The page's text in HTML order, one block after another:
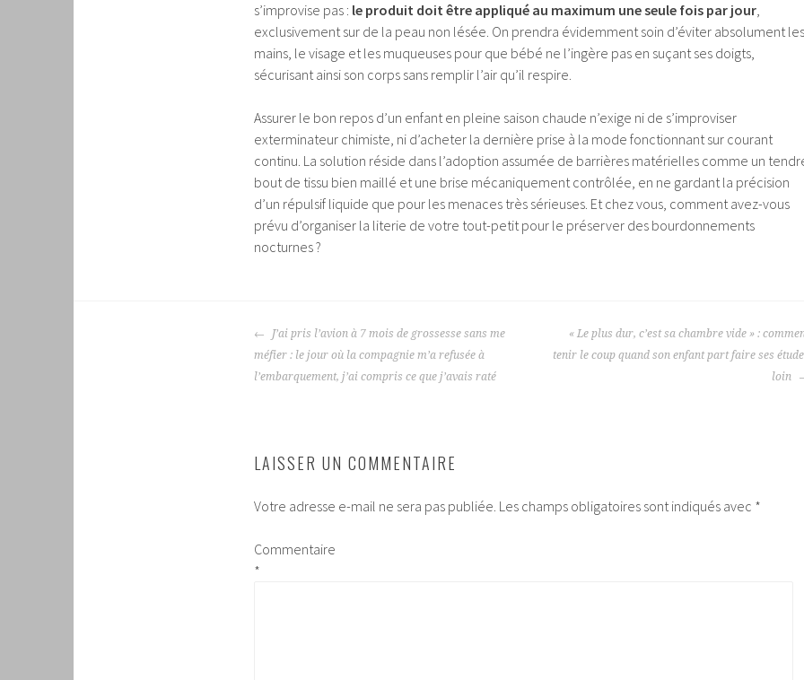
s’improvise pas : le produit doit être appliqué au maximum une seule fois par jour,
exclusivement sur de la peau non lésée. On prendra évidemment soin d’éviter absolument les
mains, le visage et les muqueuses pour que bébé ne l’ingère pas en suçant ses doigts,
sécurisant ainsi son corps sans remplir l’air qu’il respire.
Assurer le bon repos d’un enfant en pleine saison chaude n’exige ni de s’improviser
exterminateur chimiste, ni d’acheter la dernière prise à la mode fonctionnant sur courant
continu. La solution réside dans l’adoption assumée de barrières matérielles comme un
bout de tissu bien maillé et une brise mécaniquement contrôlée, en ne gardant la précision
d’un répulsif liquide que pour les menaces très sérieuses. Et chez vous, comment avez-vous
prévu d’organiser la literie de votre tout-petit pour le préserver des bourdonnements
nocturnes ?
NAVIGATION
DES
ARTICLES
J’ai pris l’avion à 7 mois de grossesse sans me
méfier : le jour où la compagnie m’a refusée à
l’embarquement, j’ai compris ce que j’avais raté
« Le plus dur, c’est sa chambre vide » :
tenir le coup quand son enfant part faire ses
loin
LAISSER UN COMMENTAIRE
Votre adresse e-mail ne sera pas publiée. Les champs obligatoires sont indiqués avec *
Commentaire
*